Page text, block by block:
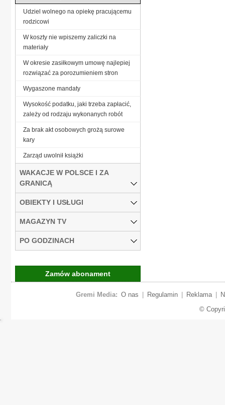
Udziel wolnego na opiekę pracującemu
rodzicowi
W koszty nie wpiszemy zaliczki na
materiały
W okresie zasiłkowym umowę najlepiej
rozwiązać za porozumieniem stron
Wygaszone mandaty
Wysokość podatku, jaki trzeba zapłacić,
zależy od rodzaju wykonanych robót
Za brak akt osobowych grożą surowe
kary
Zarząd uwolnił książki
WAKACJE W POLSCE I ZA
GRANICĄ
OBIEKTY I USŁUGI
MAGAZYN TV
PO GODZINACH
Zamów abonament
Gremi Media: O nas Regulamin Reklama
©